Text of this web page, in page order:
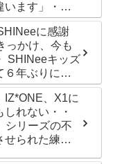
います」・・
会話に爆笑
に感謝
っかけ、今も
SHINeeキッズ
６年ぶりに東
感想は？
IZ*ONE、X1に
れない・・
シリーズの不
せられた練習